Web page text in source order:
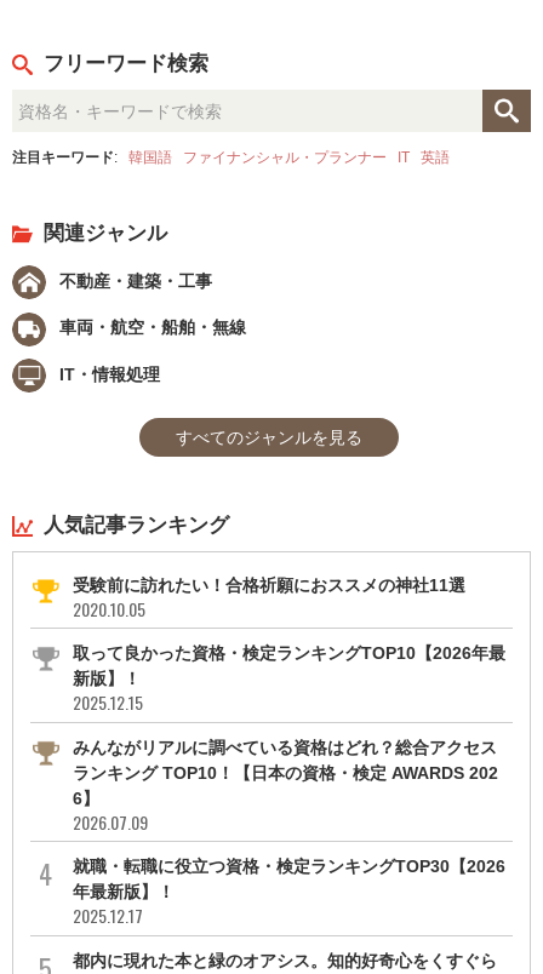
フリーワード検索
注目キーワード: 韓国語 ファイナンシャル・プランナー IT 英語
関連ジャンル
不動産・建築・工事
車両・航空・船舶・無線
IT・情報処理
すべてのジャンルを見る
人気記事ランキング
受験前に訪れたい！合格祈願におススメの神社11選
2020.10.05
取って良かった資格・検定ランキングTOP10【2026年最
新版】！
2025.12.15
みんながリアルに調べている資格はどれ？総合アクセス
ランキング TOP10！【日本の資格・検定 AWARDS 202
6】
2026.07.09
就職・転職に役立つ資格・検定ランキングTOP30【2026
年最新版】！
2025.12.17
都内に現れた本と緑のオアシス。知的好奇心をくすぐら